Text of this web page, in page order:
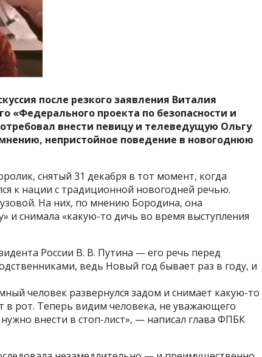
после резкого заявления Виталия
«Федерального проекта по безопасности и
внести певицу и телеведущую Ольгу
мнению, непристойное поведение в новогоднюю
снятый 31 декабря в тот момент, когда
к нации с традиционной новогодней речью.
На них, по мнению Бородина, она
и снимала «какую-то дичь во время выступления
России В. В. Путина — его речь перед
ведь Новый год бывает раз в году, и
человек развернулся задом и снимает какую-то
в рот. Теперь видим человека, не уважающего
внести в стоп-лист», — написал глава ФПБК